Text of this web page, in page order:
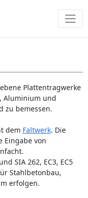
Plattentragwerke
Aluminium und
zu bemessen.
dem Faltwerk. Die
Eingabe von
SIA 262, EC3, EC5
Stahlbetonbau,
erfolgen.